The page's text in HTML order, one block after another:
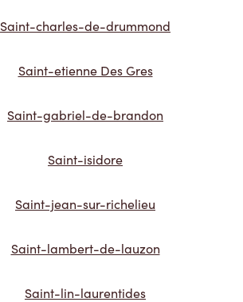
Saint-charles-de-drummond
Saint-etienne Des Gres
Saint-gabriel-de-brandon
Saint-isidore
Saint-jean-sur-richelieu
Saint-lambert-de-lauzon
Saint-lin-laurentides